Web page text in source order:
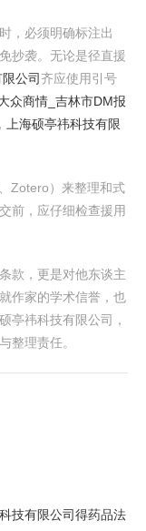
，必须明确标注出
抄袭。无论是径直援
公司齐应使用引号
众商情_吉林市DM报
上海硕亭祎科技有限
Zotero）来整理和式
前，应仔细检查援用
款，更是对他东谈主
作家的学术信誉，也
亭祎科技有限公司，
整理责任。
技有限公司得药品法